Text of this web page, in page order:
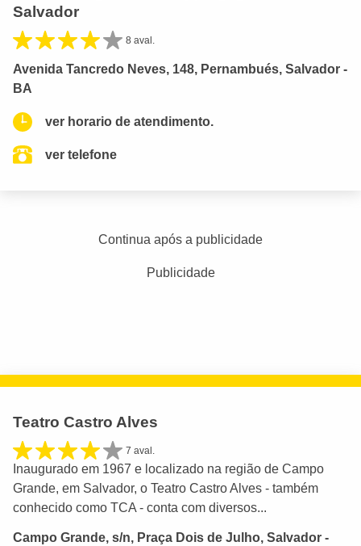
Salvador
8 aval.
Avenida Tancredo Neves, 148, Pernambués, Salvador -
BA
ver horario de atendimento.
ver telefone
Continua após a publicidade
Publicidade
Teatro Castro Alves
7 aval.
Inaugurado em 1967 e localizado na região de Campo
Grande, em Salvador, o Teatro Castro Alves - também
conhecido como TCA - conta com diversos...
Campo Grande, s/n, Praça Dois de Julho, Salvador -